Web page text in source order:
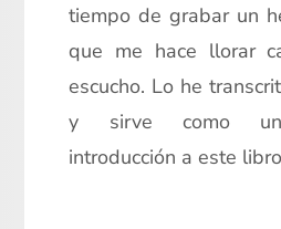
tiempo de grabar un
que me hace llorar
escucho. Lo he
y sirve como
introducción a este